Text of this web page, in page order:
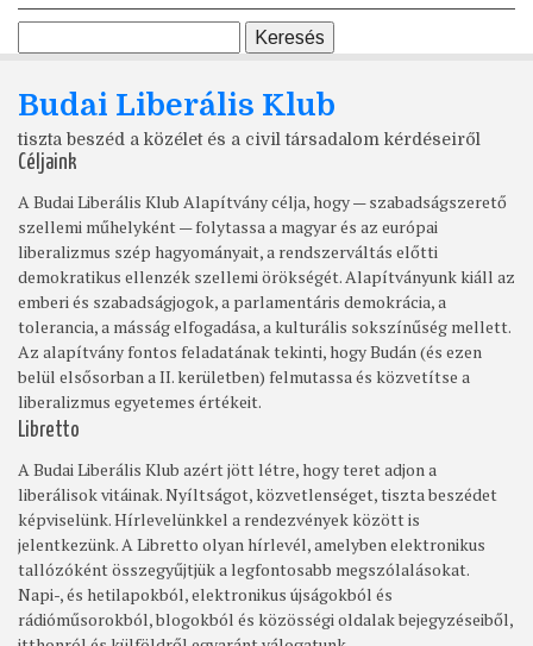
Budai Liberális Klub
tiszta beszéd a közélet és a civil társadalom kérdéseiről
Céljaink
A Budai Liberális Klub Alapítvány célja, hogy — szabadságszerető
szellemi műhelyként — folytassa a magyar és az európai
liberalizmus szép hagyományait, a rendszerváltás előtti
demokratikus ellenzék szellemi örökségét. Alapítványunk kiáll az
emberi és szabadságjogok, a parlamentáris demokrácia, a
tolerancia, a másság elfogadása, a kulturális sokszínűség mellett.
Az alapítvány fontos feladatának tekinti, hogy Budán (és ezen
belül elsősorban a II. kerületben) felmutassa és közvetítse a
liberalizmus egyetemes értékeit.
Libretto
A Budai Liberális Klub azért jött létre, hogy teret adjon a
liberálisok vitáinak. Nyíltságot, közvetlenséget, tiszta beszédet
képviselünk. Hírlevelünkkel a rendezvények között is
jelentkezünk. A Libretto olyan hírlevél, amelyben elektronikus
tallózóként összegyűjtjük a legfontosabb megszólalásokat.
Napi-, és hetilapokból, elektronikus újságokból és
rádióműsorokból, blogokból és közösségi oldalak bejegyzéseiből,